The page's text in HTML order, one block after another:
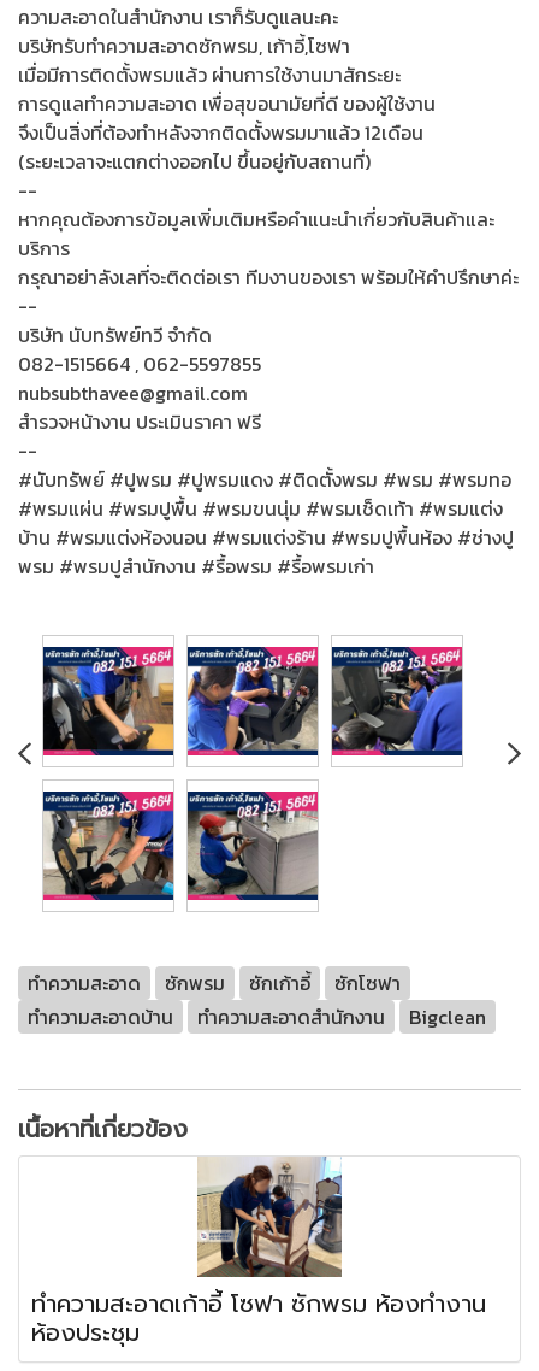
ความสะอาดในสำนักงาน เราก็รับดูแลนะคะ
บริษัทรับทำความสะอาดซักพรม, เก้าอี้,โซฟา
เมื่อมีการติดตั้งพรมแล้ว ผ่านการใช้งานมาสักระยะ
การดูแลทำความสะอาด เพื่อสุขอนามัยที่ดี ของผู้ใช้งาน
จึงเป็นสิ่งที่ต้องทำหลังจากติดตั้งพรมมาแล้ว 12เดือน
(ระยะเวลาจะแตกต่างออกไป ขึ้นอยู่กับสถานที่)
--
หากคุณต้องการข้อมูลเพิ่มเติมหรือคำแนะนำเกี่ยวกับสินค้าและ
บริการ
กรุณาอย่าลังเลที่จะติดต่อเรา ทีมงานของเรา พร้อมให้คำปรึกษาค่ะ
--
บริษัท นับทรัพย์ทวี จำกัด
082-1515664 , 062-5597855
nubsubthavee@gmail.com
สำรวจหน้างาน ประเมินราคา ฟรี
--
#นับทรัพย์ #ปูพรม #ปูพรมแดง #ติดตั้งพรม #พรม #พรมทอ
#พรมแผ่น #พรมปูพื้น #พรมขนนุ่ม #พรมเช็ดเท้า #พรมแต่ง
บ้าน #พรมแต่งห้องนอน #พรมแต่งร้าน #พรมปูพื้นห้อง #ช่างปู
พรม #พรมปูสำนักงาน #รื้อพรม #รื้อพรมเก่า
ทำความสะอาด ซักพรม ซักเก้าอี้
ซักโซฟา
ทำความสะอาดบ้าน
ทำความสะอาดสำนักงาน Bigclean
เนื้อหาที่เกี่ยวข้อง
ทำความสะอาดเก้าอี้ โซฟา ซักพรม ห้องทำงาน
ห้องประชุม